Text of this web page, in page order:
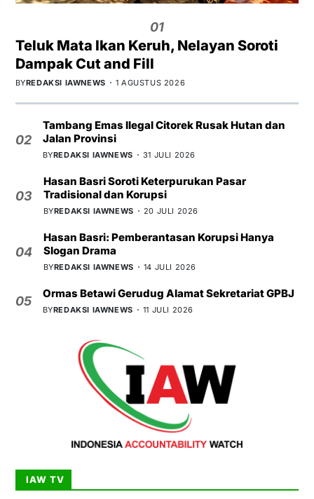
01
Teluk Mata Ikan Keruh, Nelayan Soroti
Dampak Cut and Fill
BYREDAKSI IAWNEWS 1 AGUSTUS 2026
02
Tambang Emas Ilegal Citorek Rusak Hutan dan
Jalan Provinsi
BYREDAKSI IAWNEWS 31 JULI 2026
03
Hasan Basri Soroti Keterpurukan Pasar
Tradisional dan Korupsi
BYREDAKSI IAWNEWS 20 JULI 2026
04
Hasan Basri: Pemberantasan Korupsi Hanya
Slogan Drama
BYREDAKSI IAWNEWS 14 JULI 2026
05
Ormas Betawi Gerudug Alamat Sekretariat GPBJ
BYREDAKSI IAWNEWS 11 JULI 2026
IAW TV